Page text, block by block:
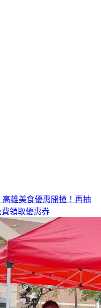
高雄美食優惠開搶！再抽
領取優惠券